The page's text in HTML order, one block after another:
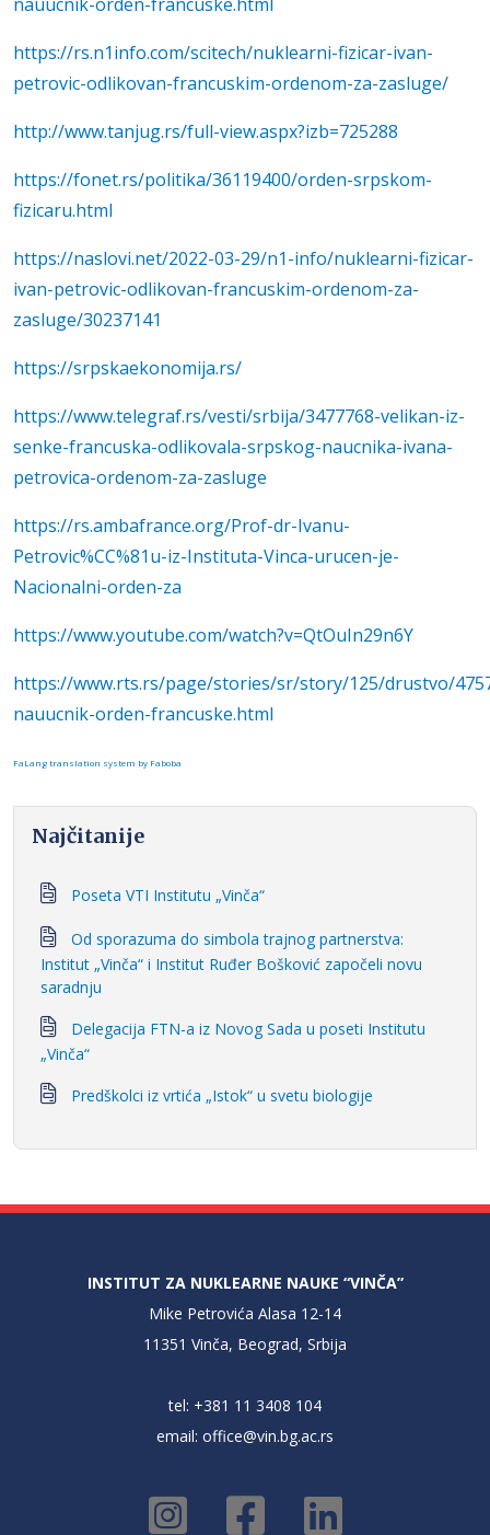
https://rs.n1info.com/scitech/nuklearni-fizicar-ivan-
petrovic-odlikovan-francuskim-ordenom-za-zasluge/
http://www.tanjug.rs/full-view.aspx?izb=725288
https://fonet.rs/politika/36119400/orden-srpskom-
fizicaru.html
https://naslovi.net/2022-03-29/n1-info/nuklearni-fizicar-
ivan-petrovic-odlikovan-francuskim-ordenom-za-
zasluge/30237141
https://srpskaekonomija.rs/
https://www.telegraf.rs/vesti/srbija/3477768-velikan-iz-
senke-francuska-odlikovala-srpskog-naucnika-ivana-
petrovica-ordenom-za-zasluge
https://rs.ambafrance.org/Prof-dr-Ivanu-
Petrovic%CC%81u-iz-Instituta-Vinca-urucen-je-
Nacionalni-orden-za
https://www.youtube.com/watch?v=QtOuIn29n6Y
https://www.rts.rs/page/stories/sr/story/125/drustvo/
nauucnik-orden-francuske.html
FaLang translation system by Faboba
Najčitanije
Poseta VTI Institutu „Vinča“
Od sporazuma do simbola trajnog partnerstva:
Institut „Vinča“ i Institut Ruđer Bošković započeli novu
saradnju
Delegacija FTN-a iz Novog Sada u poseti Institutu
„Vinča“
Predškolci iz vrtića „Istok“ u svetu biologije
INSTITUT ZA NUKLEARNE NAUKE “VINČA”
Mike Petrovića Alasa 12-14
11351 Vinča, Beograd, Srbija
tel: +381 11 3408 104
email: office@vin.bg.ac.rs